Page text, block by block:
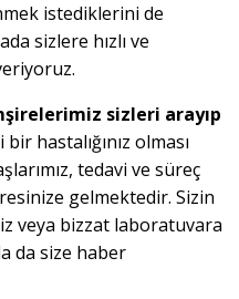
istediklerini de
sizlere hızlı ve
sizleri arayıp
hastalığınız olması
tedavi ve süreç
gelmektedir. Sizin
veya bizzat laboratuvara
da size haber